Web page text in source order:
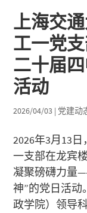
上海交
工一党
二十届
活动
2026/04/03 | 党建动
2026年3月13
一支部在龙宾
凝聚磅礴力量
神”的党日活
政学院）领导